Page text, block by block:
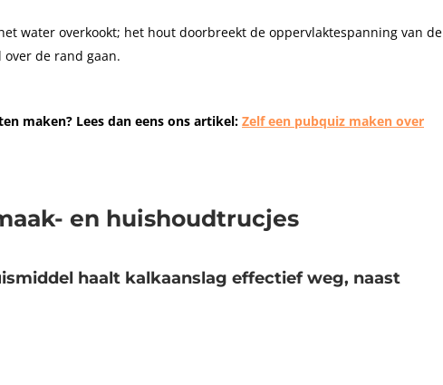
water overkookt; het hout doorbreekt de oppervlaktespanning van de
de rand gaan.
maken? Lees dan eens ons artikel: Zelf een pubquiz maken over
en huishoudtrucjes
haalt kalkaanslag effectief weg, naast